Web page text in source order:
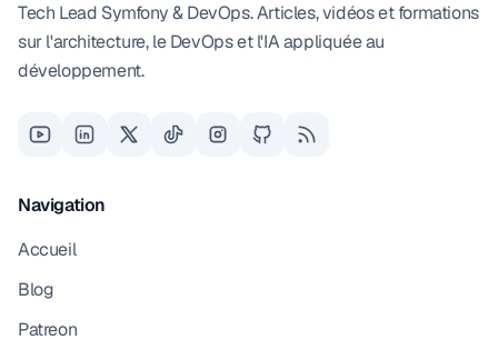
Tech Lead Symfony & DevOps. Articles, vidéos et formations
sur l'architecture, le DevOps et l'IA appliquée au
développement.
Navigation
Accueil
Blog
Patreon